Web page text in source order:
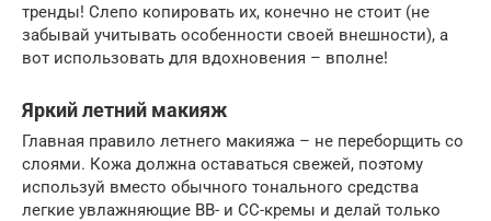
тренды! Слепо копировать их, конечно не стоит (не
забывай учитывать особенности своей внешности), а
вот использовать для вдохновения – вполне!
Яркий летний макияж
Главная правило летнего макияжа – не переборщить со
слоями. Кожа должна оставаться свежей, поэтому
используй вместо обычного тонального средства
легкие увлажняющие BB- и CC-кремы и делай только